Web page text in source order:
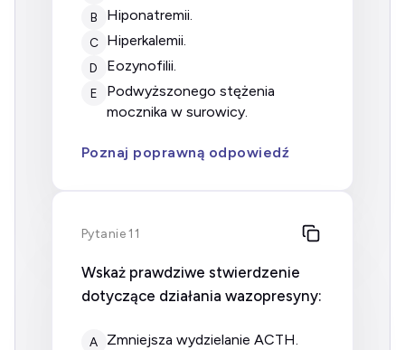
B hiponatremii.
C hiperkalemii.
D eozynofilii.
E
podwyższonego stężenia
mocznika w surowicy.
Poznaj poprawną odpowiedź
Pytanie 11
Wskaż prawdziwe stwierdzenie
dotyczące działania wazopresyny:
A zmniejsza wydzielanie ACTH.